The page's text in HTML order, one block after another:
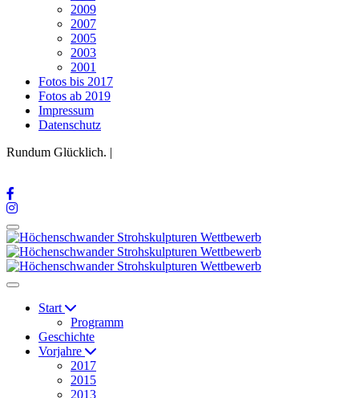
2009
2007
2005
2003
2001
Fotos bis 2017
Fotos ab 2019
Impressum
Datenschutz
Rundum Glücklich. |
Start
Programm
Geschichte
Vorjahre
2017
2015
2013